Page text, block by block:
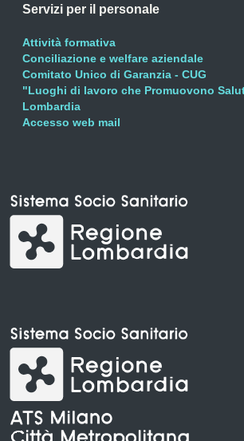
Servizi per il personale
Attività formativa
Conciliazione e welfare aziendale
Comitato Unico di Garanzia - CUG
"Luoghi di lavoro che Promuovono
Lombardia
Accesso web mail